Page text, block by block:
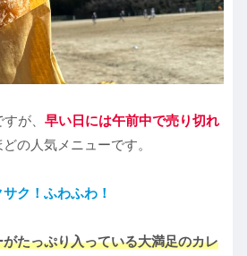
が、 早い日には午前中で売り切れ
の人気メニューです。
ク！ふわふわ！
たっぷり入っている大満足のカレ